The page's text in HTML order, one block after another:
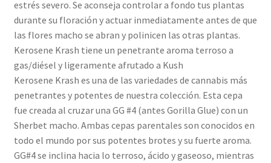
estrés severo. Se aconseja controlar a fondo tus plantas
durante su floración y actuar inmediatamente antes de que
las flores macho se abran y polinicen las otras plantas.
Kerosene Krash tiene un penetrante aroma terroso a
gas/diésel y ligeramente afrutado a Kush
Kerosene Krash es una de las variedades de cannabis más
penetrantes y potentes de nuestra colección. Esta cepa
fue creada al cruzar una GG #4 (antes Gorilla Glue) con un
Sherbet macho. Ambas cepas parentales son conocidos en
todo el mundo por sus potentes brotes y su fuerte aroma.
GG#4 se inclina hacia lo terroso, ácido y gaseoso, mientras